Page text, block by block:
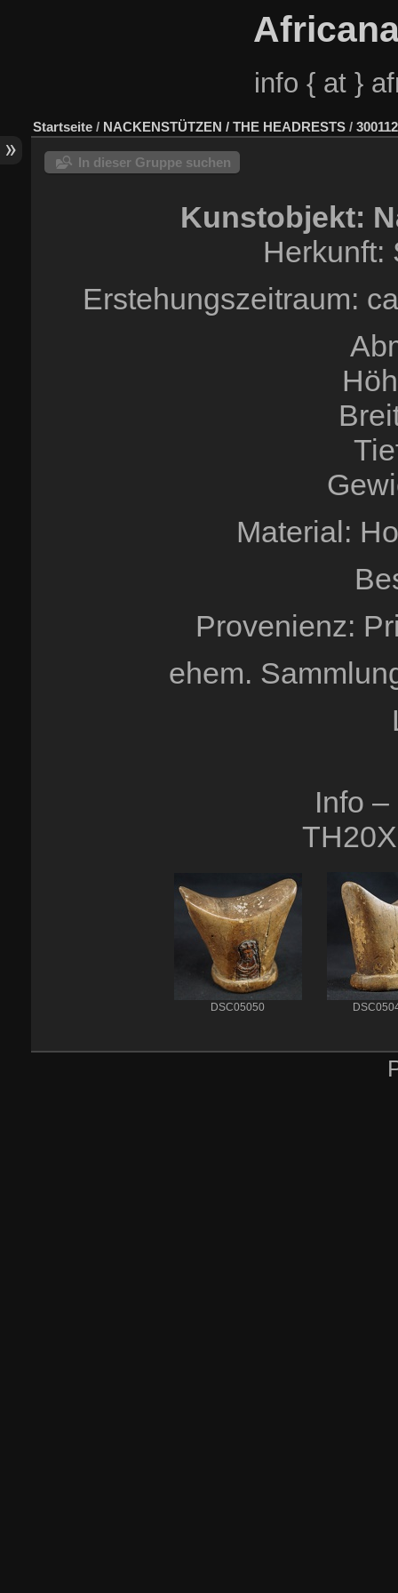
info { at }
Startseite / NACKENSTÜTZEN / THE HEADRESTS /
In dieser Gruppe suchen
Kunstobjekt:
Herkunft:
Erstehungszeitraum:
Material:
Provenienz:
ehem.
Info
DSC05050